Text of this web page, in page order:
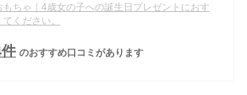
もちゃ｜4歳女の子への誕生日プレゼントにおす
ください。
件 のおすすめ口コミがあります